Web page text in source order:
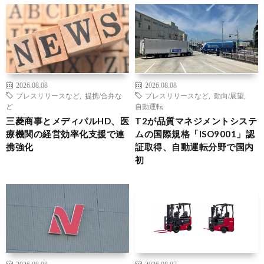
2026.08.08
プレスリリースなど
提携/合弁な
ど
三菱商事とメディパルHD、医
療機関の経営効率化支援で連
携強化
2026.08.08
プレスリリースなど
動向/展望
自動運転
T2が品質マネジメントシステ
ムの国際規格「ISO9001」認
証取得、自動運転分野で国内
初